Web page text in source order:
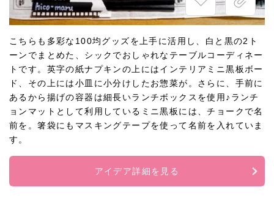
こちらも多彩な100均グッズを上手に活用し、白と黒の2ト
ーンでまとめた、シックでおしゃれなテーブルコーディネー
トです。英字の紙ナプキンの上にはインテリアミニ黒板ボー
ド、その上には小皿に小分けしたお惣菜が。さらに、手前に
あるから揚げの容器は細長いランチボックスを使用♪ランチ
ョンマットとして利用しているミニ黒板には、チョークで名
前を。箸袋にもマスキングテープを使って名前を入れていま
す。
アイデア詳細を見る